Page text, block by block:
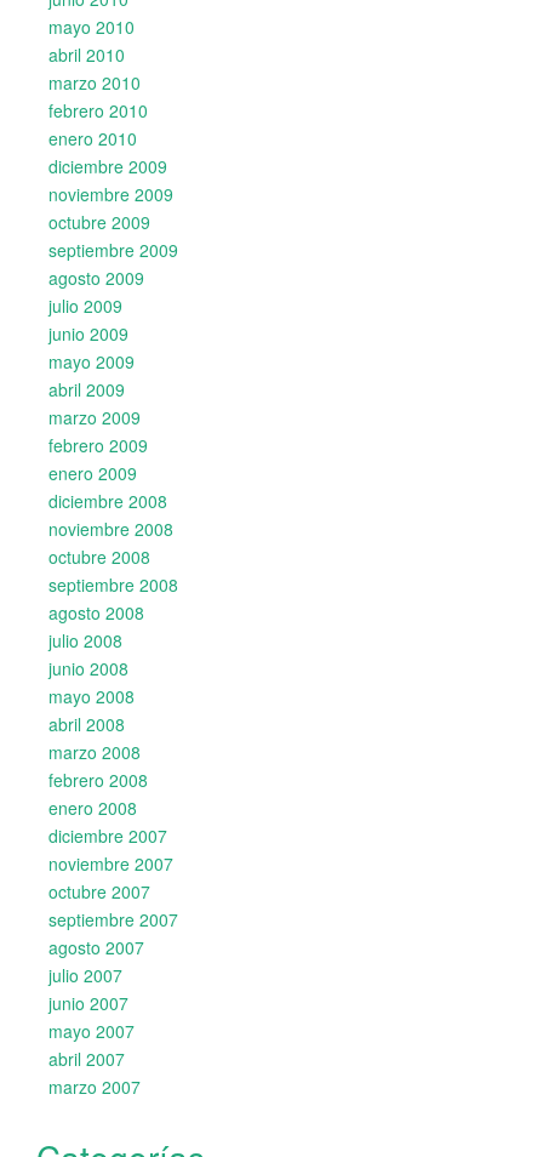
mayo 2010
abril 2010
marzo 2010
febrero 2010
enero 2010
diciembre 2009
noviembre 2009
octubre 2009
septiembre 2009
agosto 2009
julio 2009
junio 2009
mayo 2009
abril 2009
marzo 2009
febrero 2009
enero 2009
diciembre 2008
noviembre 2008
octubre 2008
septiembre 2008
agosto 2008
julio 2008
junio 2008
mayo 2008
abril 2008
marzo 2008
febrero 2008
enero 2008
diciembre 2007
noviembre 2007
octubre 2007
septiembre 2007
agosto 2007
julio 2007
junio 2007
mayo 2007
abril 2007
marzo 2007